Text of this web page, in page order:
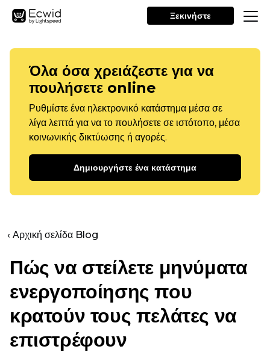
Ξεκινήστε
Όλα όσα χρειάζεστε για να
πουλήσετε online
Ρυθμίστε ένα ηλεκτρονικό κατάστημα μέσα σε
λίγα λεπτά για να το πουλήσετε σε ιστότοπο, μέσα
κοινωνικής δικτύωσης ή αγορές.
Δημιουργήστε ένα κατάστημα
‹ Αρχική σελίδα Blog
Πώς να στείλετε μηνύματα
ενεργοποίησης που
κρατούν τους πελάτες να
επιστρέφουν